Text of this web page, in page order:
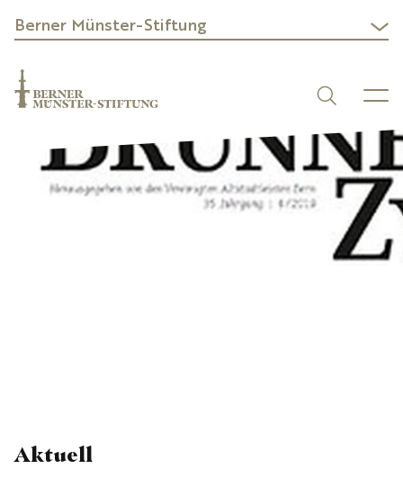
Berner Münster-Stiftung
Aktuell